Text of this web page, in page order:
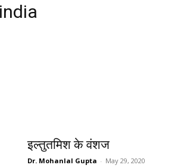
इल्तुतमिश के वंशज
Dr. Mohanlal Gupta - May 29, 2020